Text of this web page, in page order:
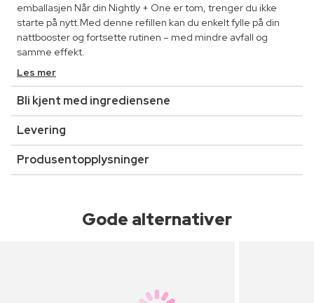
emballasjen Når din Nightly + One er tom, trenger du ikke
starte på nytt.Med denne refillen kan du enkelt fylle på din
nattbooster og fortsette rutinen – med mindre avfall og
samme effekt.
Les mer
Bli kjent med ingrediensene
Levering
Produsentopplysninger
Gode alternativer